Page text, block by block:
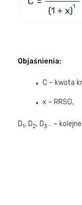
Objaśnienia:
C – kwota
x – RRSO,
D1, D2, D3… –